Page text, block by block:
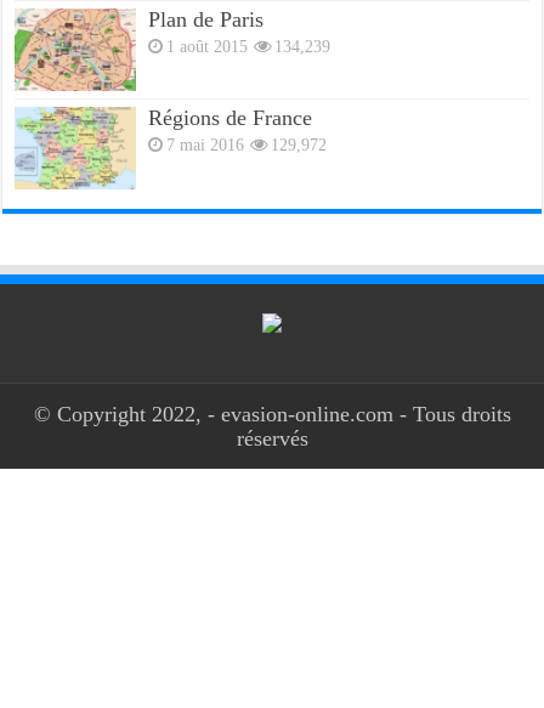
Plan de Paris
1 août 2015 134,239
Régions de France
7 mai 2016 129,972
© Copyright 2022, - evasion-online.com - Tous droits
réservés